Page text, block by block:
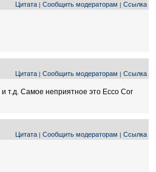
Цитата | Сообщить модераторам | Ссылка
Цитата | Сообщить модераторам | Ссылка
т.д. Самое неприятное это Ecco Cor
Цитата | Сообщить модераторам | Ссылка